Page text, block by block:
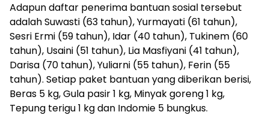
Adapun daftar penerima bantuan sosial tersebut
adalah Suwasti (63 tahun), Yurmayati (61 tahun),
Sesri Ermi (59 tahun), Idar (40 tahun), Tukinem (60
tahun), Usaini (51 tahun), Lia Masfiyani (41 tahun),
Darisa (70 tahun), Yuliarni (55 tahun), Ferin (55
tahun). Setiap paket bantuan yang diberikan berisi,
Beras 5 kg, Gula pasir 1 kg, Minyak goreng 1 kg,
Tepung terigu 1 kg dan Indomie 5 bungkus.